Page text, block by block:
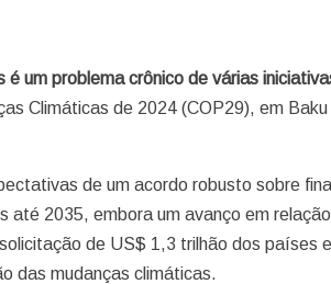
um problema crônico de várias
Climáticas de 2024 (COP29), em
de um acordo robusto sobre
até 2035, embora um avanço em
de US$ 1,3 trilhão dos países
das mudanças climáticas.